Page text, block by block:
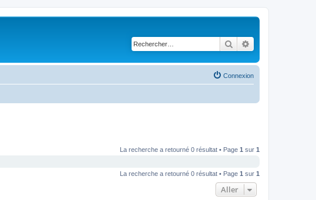
Rechercher
Connexion
La recherche a retourné 0 résultat • Page 1 sur 1
La recherche a retourné 0 résultat • Page 1 sur 1
Aller